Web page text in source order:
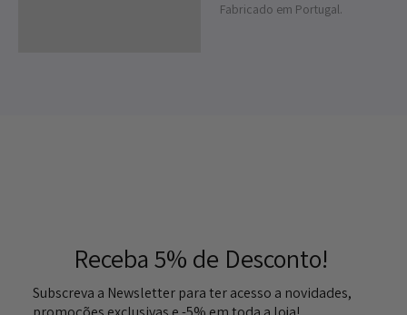
Fabricado em Portugal.
Receba 5% de Desconto!
Subscreva a Newsletter para ter acesso a novidades,